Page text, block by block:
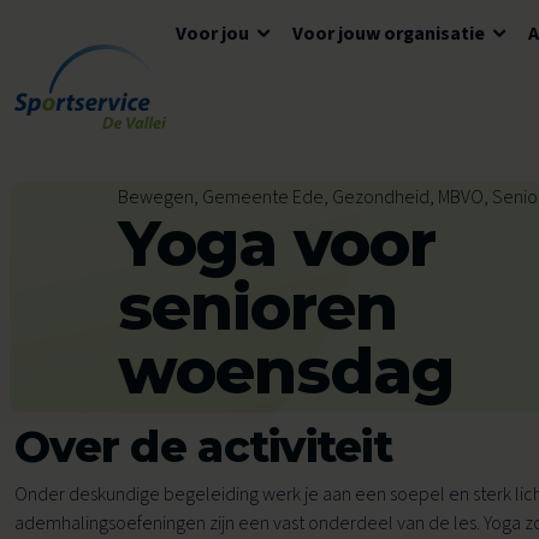
Ga naar de inhoud
Voor jou
Openingstijden
Tickets en reserveren
Tarieven
Ons aanbod voor jou
Voor kinderen
Voor jouw organisatie
Lokaal Sportakkoord
Meedoen
Voor scholen
Avond4Daagse
Algemene voorwaarden
Tarieven
Veelgestelde vragen
Bewegen, Gemeente Ede, Gezondheid, MBVO,
Yoga voor
senioren
woensdag
Over de activiteit
Onder deskundige begeleiding werk je aan een soepel en sterk
ademhalingsoefeningen zijn een vast onderdeel van de les. Yoga